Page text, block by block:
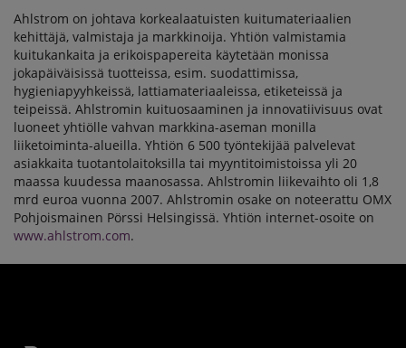
Ahlstrom on johtava korkealaatuisten kuitumateriaalien
kehittäjä, valmistaja ja markkinoija. Yhtiön valmistamia
kuitukankaita ja erikoispapereita käytetään monissa
jokapäiväisissä tuotteissa, esim. suodattimissa,
hygieniapyyhkeissä, lattiamateriaaleissa, etiketeissä ja
teipeissä. Ahlstromin kuituosaaminen ja innovatiivisuus ovat
luoneet yhtiölle vahvan markkina-aseman monilla
liiketoiminta-alueilla. Yhtiön 6 500 työntekijää palvelevat
asiakkaita tuotantolaitoksilla tai myyntitoimistoissa yli 20
maassa kuudessa maanosassa. Ahlstromin liikevaihto oli 1,8
mrd euroa vuonna 2007. Ahlstromin osake on noteerattu OMX
Pohjoismainen Pörssi Helsingissä. Yhtiön internet-osoite on
www.ahlstrom.com.